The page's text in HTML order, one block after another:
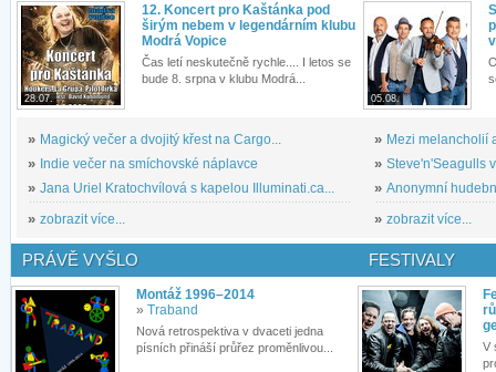
28.07.
12. Koncert pro Kaštánka pod
širým nebem v legendárním klubu
Modrá Vopice
Čas letí neskutečně rychle.... I letos se
bude 8. srpna v klubu Modrá...
» Magický večer a dvojitý křest na Cargo...
» Indie večer na smíchovské náplavce
» Jana Uriel Kratochvílová s kapelou Illuminati.ca...
» zobrazit více...
05.08.
» Mezi melancholií
» Steve'n'Seagulls
» Anonymní
» zobrazit více...
PRÁVĚ VYŠLO
Montáž 1996–2014
» Traband
Nová retrospektiva v dvaceti jedna
písních přináší průřez proměnlivou...
FESTIVALY
V